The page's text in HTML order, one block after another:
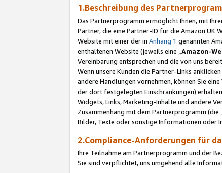
1.Beschreibung des
Das Partnerprogramm ermöglicht Ihnen, mit
Partner, die eine Partner-ID für die Amazon UK
Website mit einer der in Anhang 1 genannten
enthaltenen Website (jeweils eine „ Amazon-
Vereinbarung entsprechen und die von uns
Wenn unsere Kunden die Partner-Links
andere Handlungen vornehmen, können Sie
der dort festgelegten Einschränkungen)
Widgets, Links, Marketing-Inhalte und andere
Zusammenhang mit dem Partnerprogramm (die „
Bilder, Texte oder sonstige Informationen oder
2.Compliance-Anforderungen für
Ihre Teilnahme am Partnerprogramm und der
Sie sind verpflichtet, uns umgehend alle